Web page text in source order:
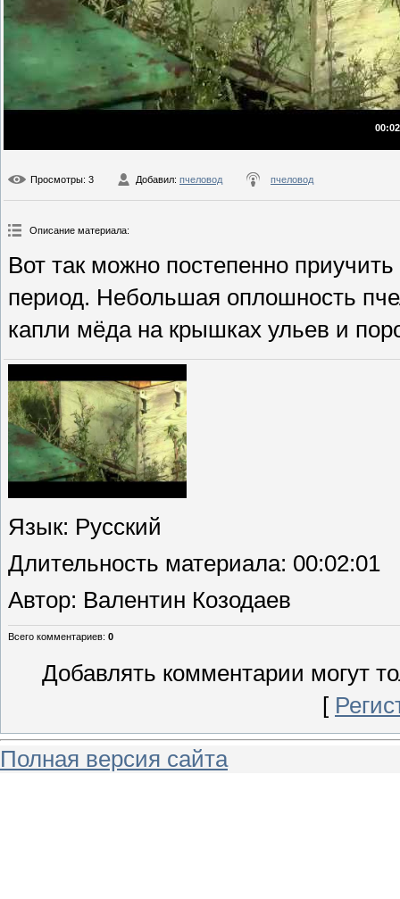
Просмотры: 3 Добавил: пчеловод пчеловод
Описание материала:
Вот так можно постепенно
период. Небольшая оплошность
капли мёда на крышках ульев и
Язык: Русский
Длительность материала: 00:02:01
Автор: Валентин Козодаев
Всего комментариев: 0
Добавлять комментарии могут
[
Полная версия сайта